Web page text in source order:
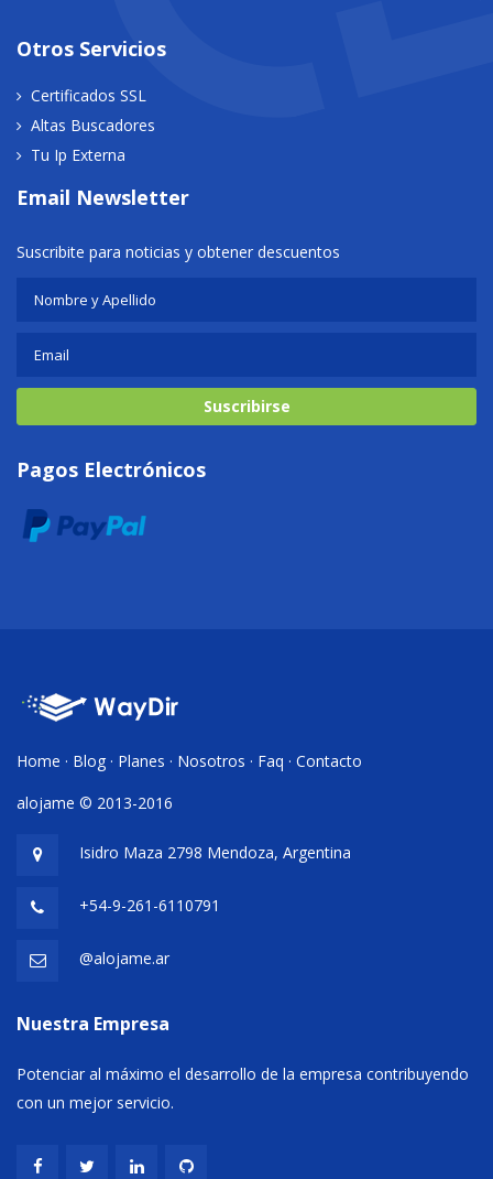
Otros Servicios
Certificados SSL
Altas Buscadores
Tu Ip Externa
Email Newsletter
Suscribite para noticias y obtener descuentos
Suscribirse
Pagos Electrónicos
Home · Blog · Planes · Nosotros · Faq · Contacto
alojame © 2013-2016
Isidro Maza 2798 Mendoza, Argentina
+54-9-261-6110791
@alojame.ar
Nuestra Empresa
Potenciar al máximo el desarrollo de la empresa contribuyendo
con un mejor servicio.